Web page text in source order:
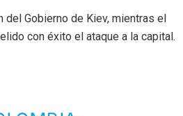
Gobierno de Kiev, mientras el
con éxito el ataque a la capital.